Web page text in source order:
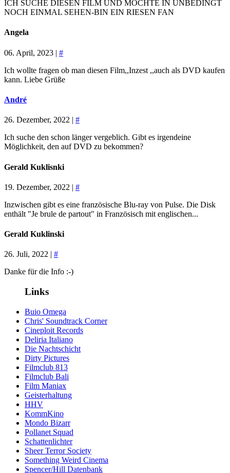
ICH SUCHE DIESEN FILM UND MÖCHTE IN UNBEDINGT
NOCH EINMAL SEHEN-BIN EIN RIESEN FAN
Angela
06. April, 2023 | #
Ich wollte fragen ob man diesen Film,,Inzest ,,auch als DVD kaufen
kann. Liebe Grüße
André
26. Dezember, 2022 | #
Ich suche den schon länger vergeblich. Gibt es irgendeine
Möglichkeit, den auf DVD zu bekommen?
Gerald Kuklisnki
19. Dezember, 2022 | #
Inzwischen gibt es eine französische Blu-ray von Pulse. Die Disk
enthält "Je brule de partout" in Französisch mit englischen...
Gerald Kuklinski
26. Juli, 2022 | #
Danke für die Info :-)
Links
Buio Omega
Chris' Soundtrack Corner
Cineploit Records
Deliria Italiano
Die Nachtschicht
Dirty Pictures
Filmclub 813
Filmclub Bali
Film Maniax
Geisterhaltung
HHV
KommKino
Mondo Bizarr
Pollanet Squad
Schattenlichter
Sheer Terror Society
Something Weird Cinema
Spencer/Hill Datenbank